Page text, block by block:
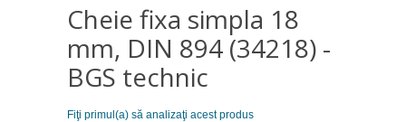
Cheie fixa simpla 18
mm, DIN 894 (34218) -
BGS technic
Fiţi primul(a) să analizaţi acest produs